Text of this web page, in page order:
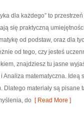
dla każdego” to
się praktyczną
od podstaw, oraz dla
od tego, czy jesteś
znajdziesz tu jasne
Analiza matematyczna.
materiały są pisane
do [ Read More ]